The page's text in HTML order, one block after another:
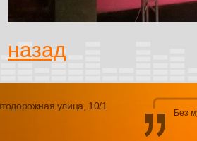
назад
улица, 10/1
Без